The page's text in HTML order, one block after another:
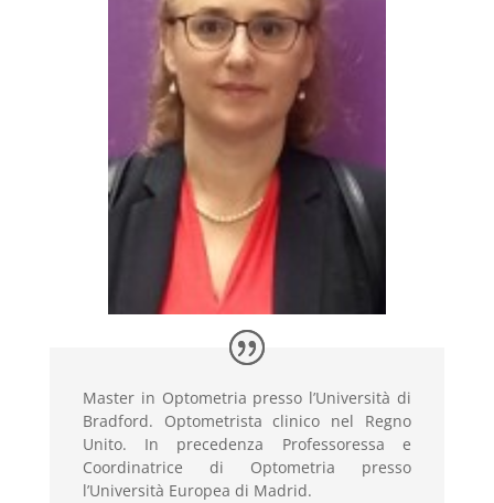
Master in Optometria presso l’Università di
Bradford. Optometrista clinico nel Regno
Unito. In precedenza Professoressa e
Coordinatrice di Optometria presso
l’Università Europea di Madrid.